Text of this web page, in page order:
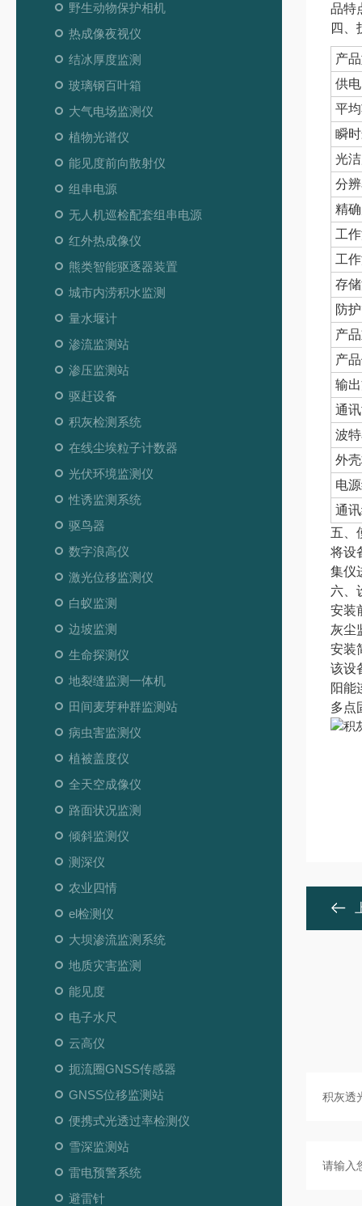
野生动物保护相机
热成像夜视仪
结冰厚度监测
玻璃钢百叶箱
大气电场监测仪
植物光谱仪
能见度前向散射仪
组串电源
无人机巡检配套组串电源
红外热成像仪
熊类智能驱逐器装置
城市内涝积水监测
量水堰计
渗流监测站
渗压监测站
驱赶设备
积灰检测系统
在线尘埃粒子计数器
光伏环境监测仪
性诱监测系统
驱鸟器
数字浪高仪
激光位移监测仪
白蚁监测
边坡监测
生命探测仪
地裂缝监测一体机
田间麦芽种群监测站
病虫害监测仪
植被盖度仪
全天空成像仪
路面状况监测
倾斜监测仪
测深仪
农业四情
el检测仪
大坝渗流监测系统
地质灾害监测
能见度
电子水尺
云高仪
扼流圈GNSS传感器
GNSS位移监测站
便携式光透过率检测仪
雪深监测站
雷电预警系统
避雷针
品特
四、
产
供
平
瞬
光
分
精
工
工
存
防
产
产
输
通
波
外
电
通
五、
将设
集仪
六、
安装
灰尘
安装
该设
阳能
多点